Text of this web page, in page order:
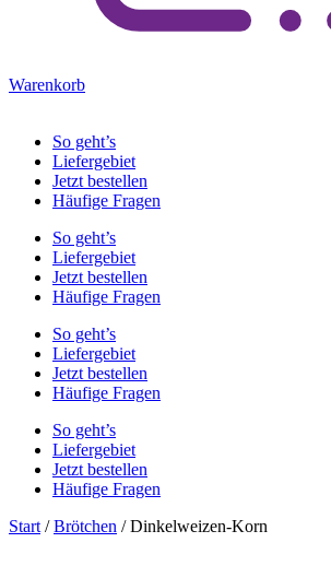
Warenkorb
So geht’s
Liefergebiet
Jetzt bestellen
Häufige Fragen
So geht’s
Liefergebiet
Jetzt bestellen
Häufige Fragen
So geht’s
Liefergebiet
Jetzt bestellen
Häufige Fragen
So geht’s
Liefergebiet
Jetzt bestellen
Häufige Fragen
Start /Brötchen / Dinkelweizen-Korn